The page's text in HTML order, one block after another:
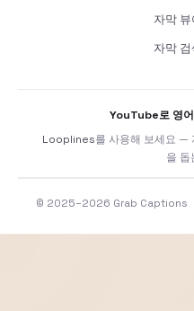
자막 뷰
자막 검
YouTube로 영
Looplines를 사용해 보세요 —
을 돕
© 2025–2026 Grab Captions